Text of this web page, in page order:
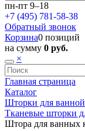
пн-пт 9–18
+7 (495) 781-58-38
Обратный звонок
Корзина0 позиций
на сумму 0 руб.
×
Главная страница
Каталог
Шторки для
Тканевые шторки
Штора для ванных